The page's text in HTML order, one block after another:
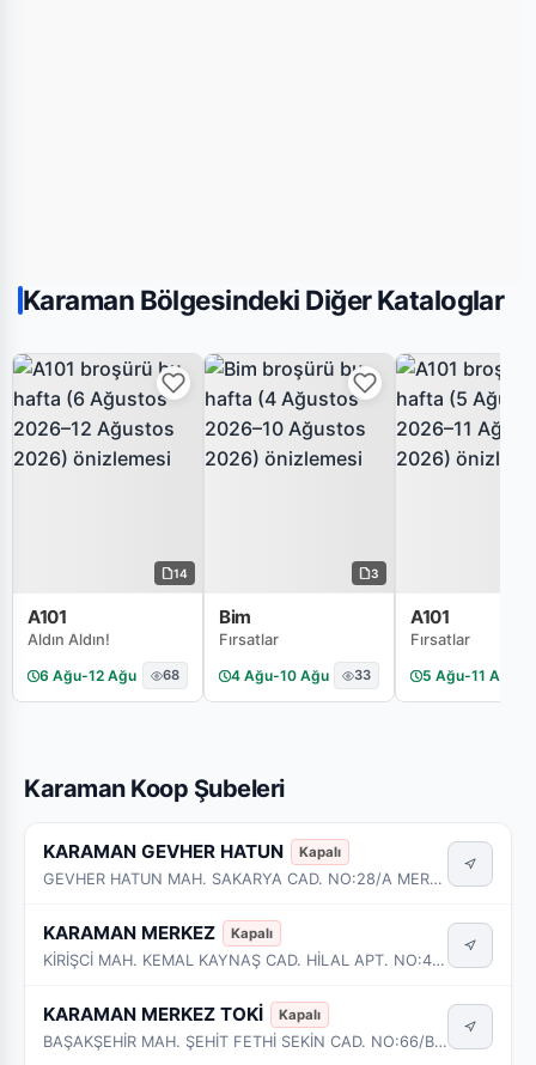
Karaman Bölgesindeki Diğer Kataloglar
14
A101
Aldın Aldın!
6 Ağu-12 Ağu 68
3
Bim
Fırsatlar
4 Ağu-10 Ağu 33
A101
Fırsatlar
5 Ağu-11 Ağu
Karaman Koop Şubeleri
KARAMAN GEVHER HATUN Kapalı
GEVHER HATUN MAH. SAKARYA CAD. NO:28/A MERKEZ - KARAMAN
KARAMAN MERKEZ Kapalı
KİRİŞCİ MAH. KEMAL KAYNAŞ CAD. HİLAL APT. NO:4/B MERKEZ / KARAMAN
KARAMAN MERKEZ TOKİ Kapalı
BAŞAKŞEHİR MAH. ŞEHİT FETHİ SEKİN CAD. NO:66/B - 66/C MERKEZ - KARAMAN